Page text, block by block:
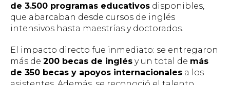
de 3.500 programas educativos disponibles,
que abarcaban desde cursos de inglés
intensivos hasta maestrías y doctorados.
El impacto directo fue inmediato: se entregaron
más de 200 becas de inglés y un total de más
de 350 becas y apoyos internacionales a los